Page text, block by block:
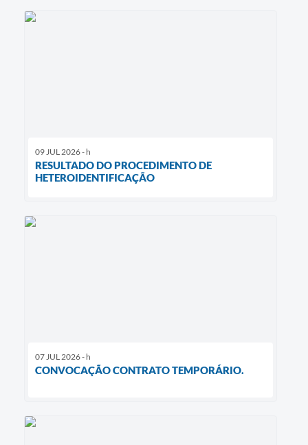
09 JUL 2026 - h
RESULTADO DO PROCEDIMENTO DE
HETEROIDENTIFICAÇÃO
07 JUL 2026 - h
CONVOCAÇÃO CONTRATO TEMPORÁRIO.